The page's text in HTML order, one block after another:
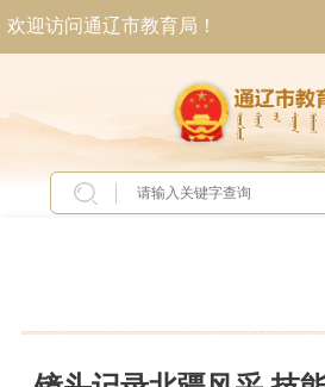
欢迎访问通辽市教育局！